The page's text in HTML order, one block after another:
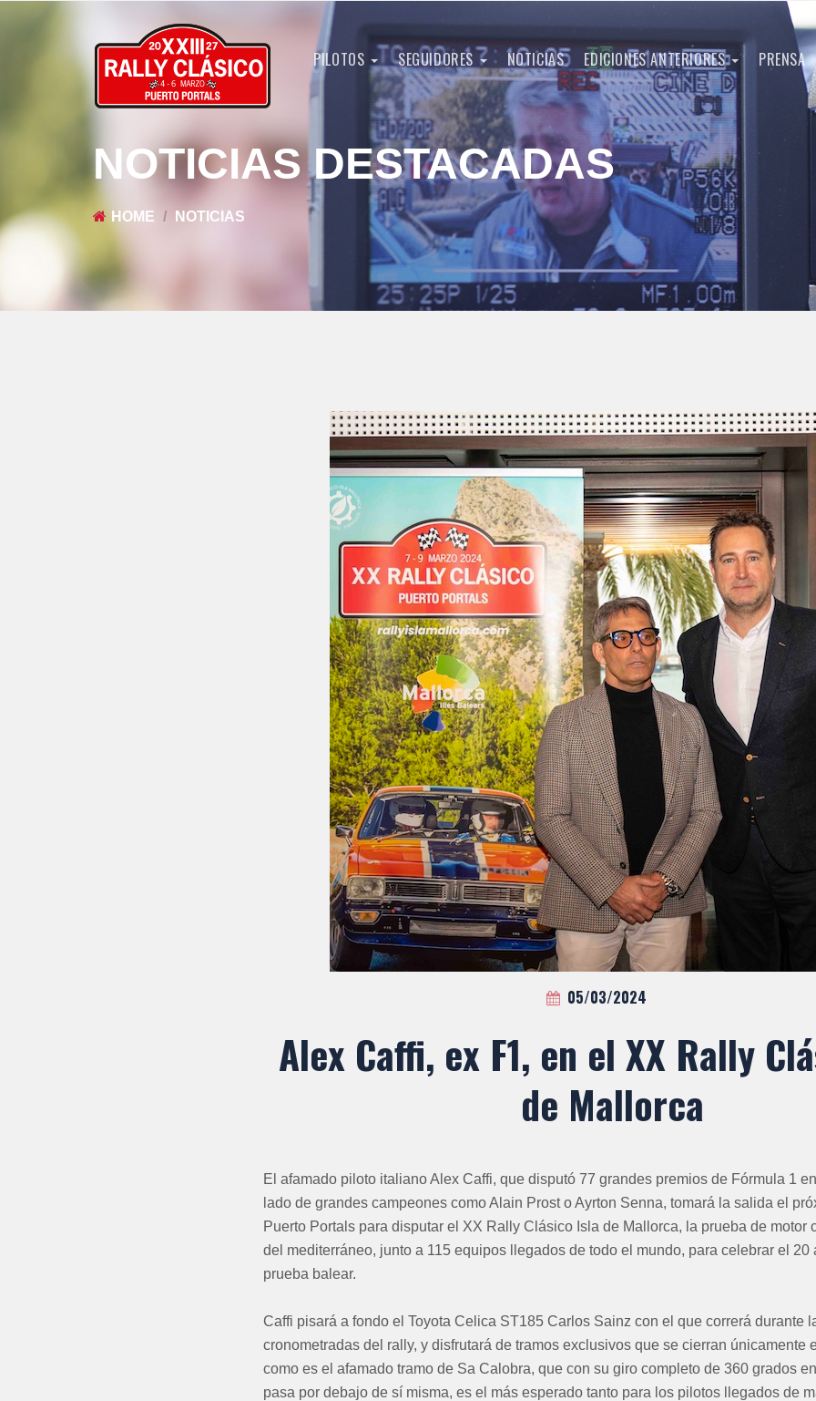
PILOTOS SEGUIDORES NOTICIAS EDICIONES ANTERIORES PRENSA
NOTICIAS DESTACADAS
HOME NOTICIAS
05/03/2024
Alex Caffi, ex F1, en el XX Rally
de Mallorca
El afamado piloto italiano Alex Caffi, que disputó 77 grandes premios de Fórmula 1
lado de grandes campeones como Alain Prost o Ayrton Senna, tomará la salida el
Puerto Portals para disputar el XX Rally Clásico Isla de Mallorca, la prueba de motor
del mediterráneo, junto a 115 equipos llegados de todo el mundo, para celebrar el 20
prueba balear.
Caffi pisará a fondo el Toyota Celica ST185 Carlos Sainz con el que correrá durante
cronometradas del rally, y disfrutará de tramos exclusivos que se cierran únicamente
como es el afamado tramo de Sa Calobra, que con su giro completo de 360 grados
pasa por debajo de sí misma, es el más esperado tanto para los pilotos llegados de